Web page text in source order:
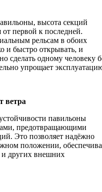
высота секций
первой к последней.
рельсам в обоих
и быстро открывать, и
сделать одному человеку
упрощает
ветра
павильоны
предотвращающими
Это позволяет надёжно
положении,
и других внешних